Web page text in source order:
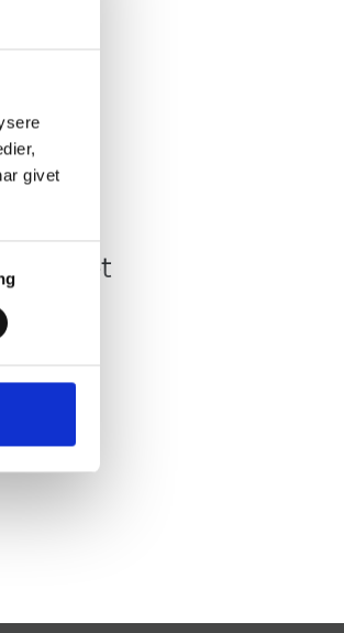
givet
& Toilet
køleskab
/ 9 Liter frost